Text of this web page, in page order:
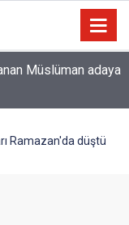
Müslüman adaya
Ramazan'da düştü